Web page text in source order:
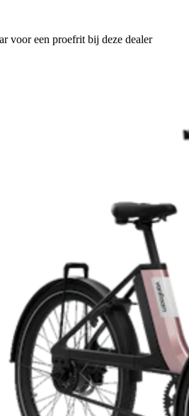
voor een proefrit bij deze dealer